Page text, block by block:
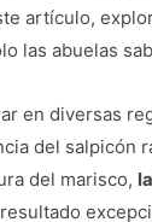
artículo,
las abuelas
en diversas
del salpicón
del marisco,